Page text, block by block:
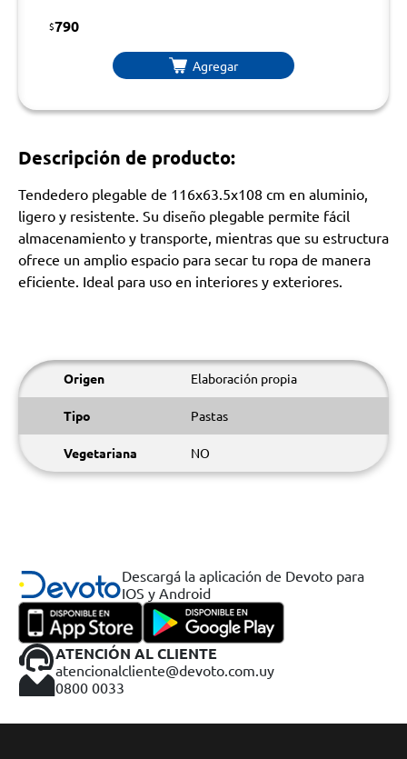
$790
Agregar
Descripción de producto:
Tendedero plegable de 116x63.5x108 cm en aluminio,
ligero y resistente. Su diseño plegable permite fácil
almacenamiento y transporte, mientras que su estructura
ofrece un amplio espacio para secar tu ropa de manera
eficiente. Ideal para uso en interiores y exteriores.
Origen Elaboración propia
Tipo Pastas
Vegetariana NO
Descargá la aplicación de Devoto para
IOS y Android
ATENCIÓN AL CLIENTE
atencionalcliente@devoto.com.uy
0800 0033